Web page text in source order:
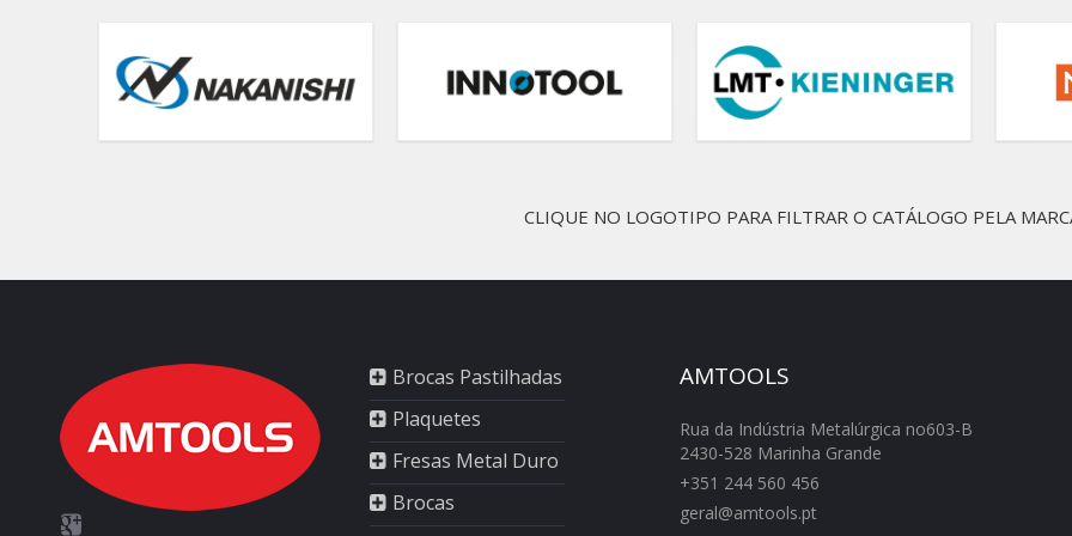
CLIQUE NO LOGOTIPO PARA FILTRAR O CATÁLOGO PELA
Brocas Pastilhadas
Plaquetes
Fresas Metal Duro
Brocas
AMTOOLS
Rua da Indústria Metalúrgica no603-B
2430-528 Marinha Grande
+351 244 560 456
geral@amtools.pt